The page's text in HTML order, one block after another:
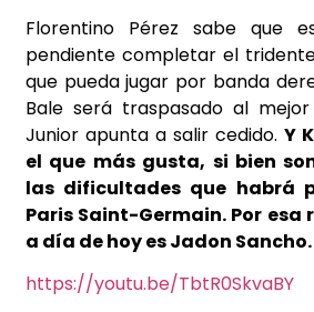
Florentino Pérez sabe que
pendiente completar el
que pueda jugar por banda
Bale será traspasado al
Junior apunta a salir cedido. Y
el que más gusta, si bien
las dificultades que habrá
Paris Saint-Germain. Por esa
a día de hoy es Jadon Sancho.
https://youtu.be/TbtR0SkvaBY